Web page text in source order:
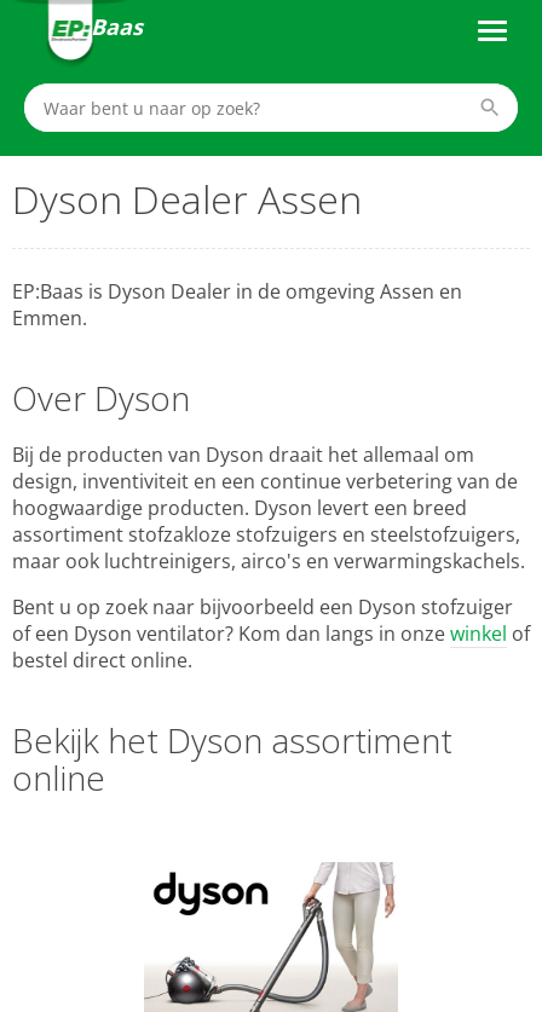
Baas
Dyson Dealer Assen
EP:Baas is Dyson Dealer in de omgeving Assen en
Emmen.
Over Dyson
Bij de producten van Dyson draait het allemaal om
design, inventiviteit en een continue verbetering van de
hoogwaardige producten. Dyson levert een breed
assortiment stofzakloze stofzuigers en steelstofzuigers,
maar ook luchtreinigers, airco's en verwarmingskachels.
Bent u op zoek naar bijvoorbeeld een Dyson stofzuiger
of een Dyson ventilator? Kom dan langs in onzewinkel of
bestel direct online.
Bekijk het Dyson assortiment
online